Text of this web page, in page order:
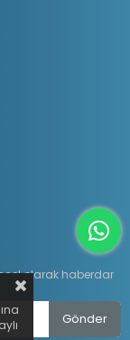
olarak haberdar
Gönder